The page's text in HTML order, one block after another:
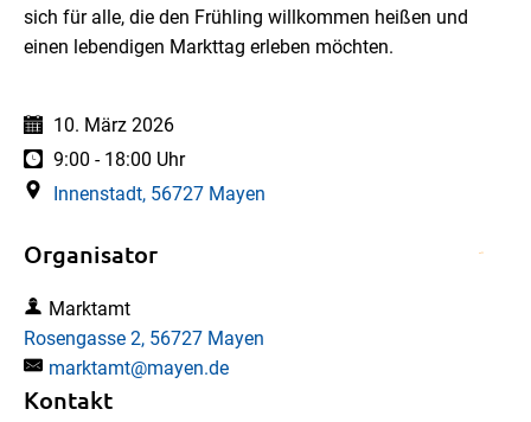
sich für alle, die den Frühling willkommen heißen und
einen lebendigen Markttag erleben möchten.
Datum:10. März 2026
Uhrzeit:9:00 - 18:00 Uhr
Innenstadt, 56727 Mayen
Organisator
Marktamt
Rosengasse 2, 56727 Mayen
marktamt@mayen.de
Kontakt